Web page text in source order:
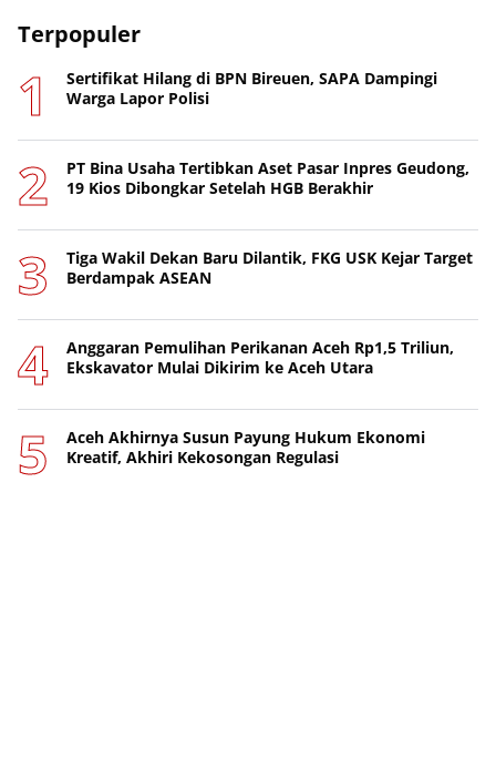
Terpopuler
Sertifikat Hilang di BPN Bireuen, SAPA Dampingi
Warga Lapor Polisi
PT Bina Usaha Tertibkan Aset Pasar Inpres Geudong,
19 Kios Dibongkar Setelah HGB Berakhir
Tiga Wakil Dekan Baru Dilantik, FKG USK Kejar Target
Berdampak ASEAN
Anggaran Pemulihan Perikanan Aceh Rp1,5 Triliun,
Ekskavator Mulai Dikirim ke Aceh Utara
Aceh Akhirnya Susun Payung Hukum Ekonomi
Kreatif, Akhiri Kekosongan Regulasi